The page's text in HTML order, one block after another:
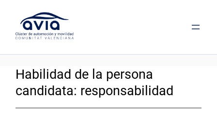
contenido
Habilidad de la persona
candidata: responsabilidad